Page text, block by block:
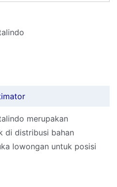
merupakan
di distribusi bahan
lowongan untuk posisi